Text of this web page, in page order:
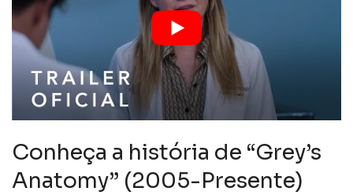
Conheça a história de “Grey’s
Anatomy” (2005-Presente)